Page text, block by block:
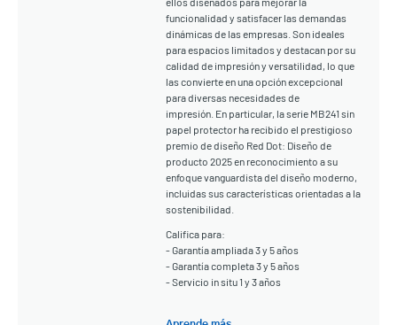
funcionalidad y satisfacer las demandas
dinámicas de las empresas. Son ideales
para espacios limitados y destacan por su
calidad de impresión y versatilidad, lo que
las convierte en una opción excepcional
para diversas necesidades de
impresión. En particular, la serie MB241 sin
papel protector ha recibido el prestigioso
premio de diseño Red Dot: Diseño de
producto 2025 en reconocimiento a su
enfoque vanguardista del diseño moderno,
incluidas sus características orientadas a la
sostenibilidad.
Califica para:
- Garantía ampliada 3 y 5 años
- Garantía completa 3 y 5 años
- Servicio in situ 1 y 3 años